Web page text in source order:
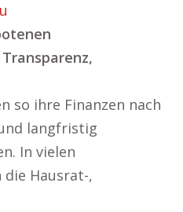
so ihre Finanzen nach
langfristig
In vielen
die Hausrat-,